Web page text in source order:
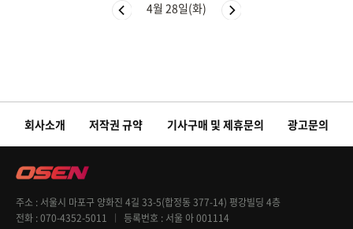
4월 28일(화)
회사소개 저작권 규약 기사구매 및 제휴문의 광고문의
주소
서울시 마포구 양화진 4길 33-5(합정동 377-14) 평강빌딩 4층
전화 070-4352-5011 등록번호
서울 아 001114